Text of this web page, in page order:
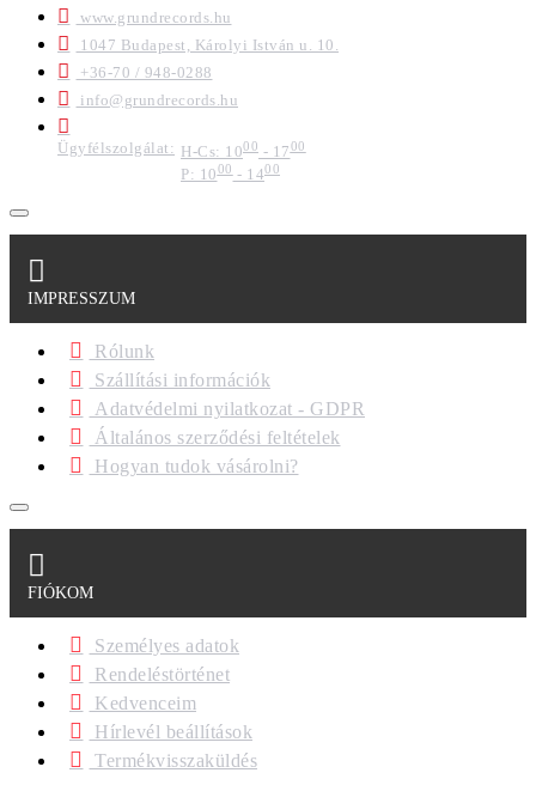
www.grundrecords.hu
1047 Budapest, Károlyi István u. 10.
+36-70 / 948-0288
info@grundrecords.hu
Ügyfélszolgálat: H-Cs: 1000 - 1700
P: 1000- 1400
IMPRESSZUM
Rólunk
Szállítási információk
Adatvédelmi nyilatkozat - GDPR
Általános szerződési feltételek
Hogyan tudok vásárolni?
FIÓKOM
Személyes adatok
Rendeléstörténet
Kedvenceim
Hírlevél beállítások
Termékvisszaküldés